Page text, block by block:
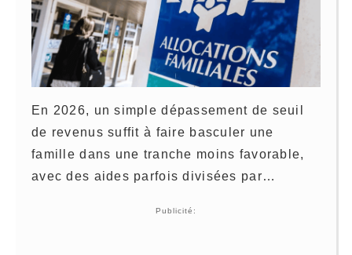
En 2026, un simple dépassement de seuil
de revenus suffit à faire basculer une
famille dans une tranche moins favorable,
avec des aides parfois divisées par…
Publicité: